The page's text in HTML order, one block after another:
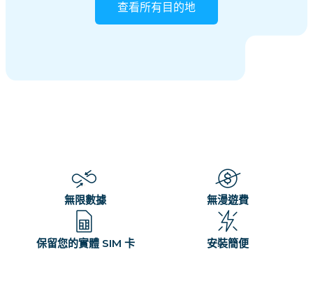
查看所有目的地
無限數據 無漫遊費
保留您的實體 SIM 卡 安裝簡便